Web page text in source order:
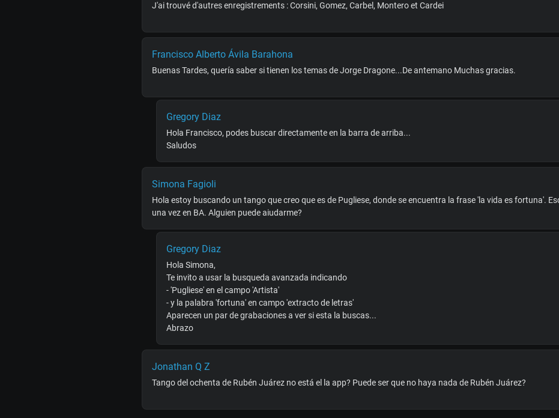
J'ai trouvé d'autres enregistrements : Corsini, Gomez, Carbel, Montero et Cardei
Francisco Alberto Ávila Barahona
Buenas Tardes, quería saber si tienen los temas de Jorge Dragone...De antemano Muchas gracias.
Gregory Diaz
Hola Francisco, podes buscar directamente en la barra de arriba...
Saludos
Simona Fagioli
Hola estoy buscando un tango que creo que es de Pugliese, donde se encuentra la frase 'la vida es fortuna'.
una vez en BA. Alguien puede aiudarme?
Gregory Diaz
Hola Simona,
Te invito a usar la busqueda avanzada indicando
- 'Pugliese' en el campo 'Artista'
- y la palabra 'fortuna' en campo 'extracto de letras'
Aparecen un par de grabaciones a ver si esta la buscas...
Abrazo
Jonathan Q Z
Tango del ochenta de Rubén Juárez no está el la app? Puede ser que no haya nada de Rubén Juárez?